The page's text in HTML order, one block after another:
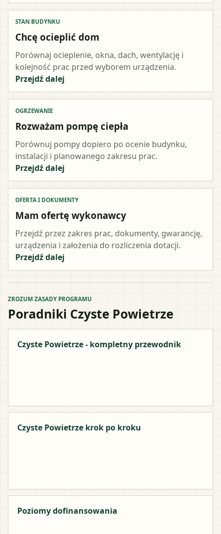
STAN BUDYNKU
Chcę ocieplić dom
Porównaj ocieplenie, okna, dach, wentylację i
kolejność prac przed wyborem urządzenia.
Przejdź dalej
OGRZEWANIE
Rozważam pompę ciepła
Porównuj pompy dopiero po ocenie budynku,
instalacji i planowanego zakresu prac.
Przejdź dalej
OFERTA I DOKUMENTY
Mam ofertę wykonawcy
Przejdź przez zakres prac, dokumenty, gwarancję,
urządzenia i założenia do rozliczenia dotacji.
Przejdź dalej
ZROZUM ZASADY PROGRAMU
Poradniki Czyste Powietrze
Czyste Powietrze - kompletny przewodnik
Czyste Powietrze krok po kroku
Poziomy dofinansowania